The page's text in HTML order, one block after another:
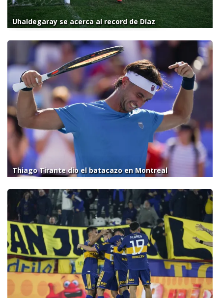
Uhaldegaray se acerca al record de Díaz
Thiago Tirante dio el batacazo en Montreal